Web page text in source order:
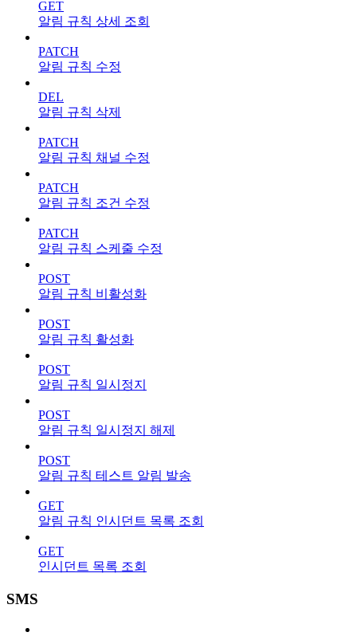
GET
알림 규칙 상세 조회
PATCH
알림 규칙 수정
DEL
알림 규칙 삭제
PATCH
알림 규칙 채널 수정
PATCH
알림 규칙 조건 수정
PATCH
알림 규칙 스케줄 수정
POST
알림 규칙 비활성화
POST
알림 규칙 활성화
POST
알림 규칙 일시정지
POST
알림 규칙 일시정지 해제
POST
알림 규칙 테스트 알림 발송
GET
알림 규칙 인시던트 목록 조회
GET
인시던트 목록 조회
SMS